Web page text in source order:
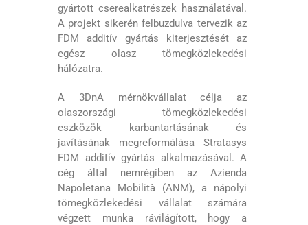
gyártott cserealkatrészek használatával.
A projekt sikerén felbuzdulva tervezik az
FDM additív gyártás kiterjesztését az
egész olasz tömegközlekedési
hálózatra.
A 3DnA mérnökvállalat célja az
olaszországi tömegközlekedési
eszközök karbantartásának és
javításának megreformálása Stratasys
FDM additív gyártás alkalmazásával. A
cég által nemrégiben az Azienda
Napoletana Mobilità (ANM), a nápolyi
tömegközlekedési vállalat számára
végzett munka rávilágított, hogy a